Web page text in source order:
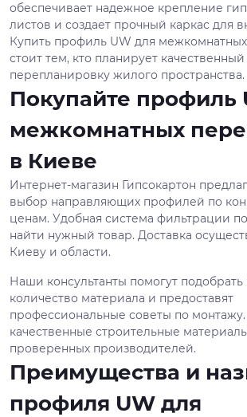
обеспечивает надежное крепление
листов и создает прочный каркас для
Купить профиль UW для
стоит тем, кто планирует
перепланировку жилого пространства.
Покупайте профиль
межкомнатных
в Киеве
Интернет-магазин Гипсокартон
выбор направляющих профилей по
ценам. Удобная система фильтрации
найти нужный товар. Доставка
Киеву и области.
Наши консультанты помогут
количество материала и предоставят
профессиональные советы по монтажу.
качественные строительные
проверенных производителей.
Преимущества и
профиля UW для